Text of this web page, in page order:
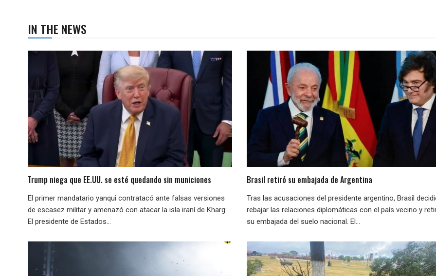
IN THE NEWS
Trump niega que EE.UU. se esté quedando sin municiones
El primer mandatario yanqui contratacó ante falsas versiones
de escasez militar y amenazó con atacar la isla iraní de Kharg:
El presidente de Estados...
Brasil retiró su embajada de Argentina
Tras las acusaciones del presidente argentino, Brasil
rebajar las relaciones diplomáticas con el país vecino y
su embajada del suelo nacional. El...